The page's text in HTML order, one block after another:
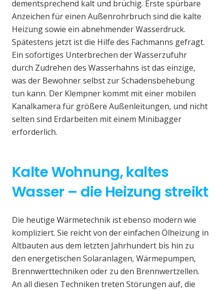
dementsprechend kalt und brüchig. Erste spürbare
Anzeichen für einen Außenrohrbruch sind die kalte
Heizung sowie ein abnehmender Wasserdruck.
Spätestens jetzt ist die Hilfe des Fachmanns gefragt.
Ein sofortiges Unterbrechen der Wasserzufuhr
durch Zudrehen des Wasserhahns ist das einzige,
was der Bewohner selbst zur Schadensbehebung
tun kann. Der Klempner kommt mit einer mobilen
Kanalkamera für größere Außenleitungen, und nicht
selten sind Erdarbeiten mit einem Minibagger
erforderlich.
Kalte Wohnung, kaltes
Wasser – die Heizung streikt
Die heutige Wärmetechnik ist ebenso modern wie
kompliziert. Sie reicht von der einfachen Ölheizung in
Altbauten aus dem letzten Jahrhundert bis hin zu
den energetischen Solaranlagen, Wärmepumpen,
Brennwerttechniken oder zu den Brennwertzellen.
An all diesen Techniken treten Störungen auf, die